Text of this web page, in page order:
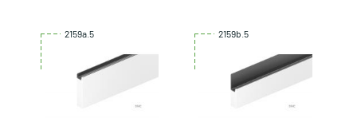
2159a.5 2159b.5